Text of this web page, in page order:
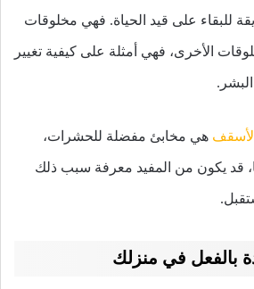
للبقاء على قيد الحياة. فهي مخلوقات
الأخرى، فهي أمثلة على كيفية تغيير
هي مخابئ مفضلة للحشرات،
قد يكون من المفيد معرفة سبب ذلك
بالفعل في منزلك